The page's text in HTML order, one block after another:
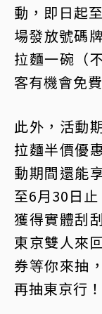
動，即日起
場發放號碼
拉麵一碗（
客有機會免
此外，活動
拉麵半價優
動期間還能
至6月30日
獲得實體刮
東京雙人來
券等你來抽
再抽東京行！